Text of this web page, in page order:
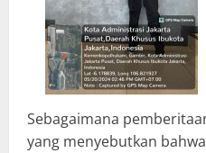
Sebagaimana
yang menyebutkan bahwa